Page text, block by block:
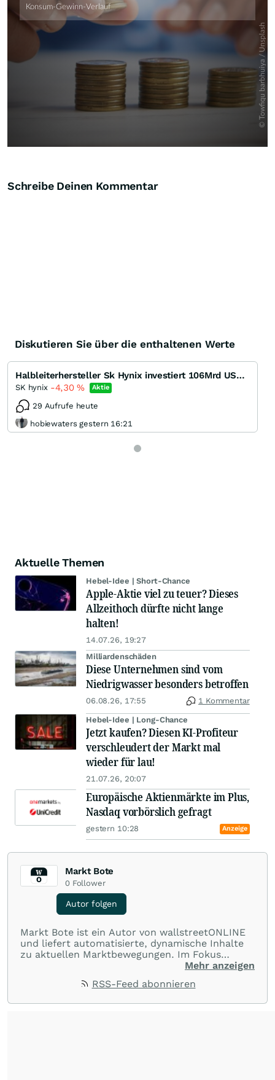
Schreibe Deinen Kommentar
Diskutieren Sie über die enthaltenen Werte
Halbleiterhersteller Sk Hynix investiert 106Mrd USD in Megafabrik
SK hynix -4,30% Aktie
29 Aufrufe heute
hobiewaters gestern 16:21
Aktuelle Themen
Hebel-Idee | Short-Chance
Apple-Aktie viel zu teuer? Dieses
Allzeithoch dürfte nicht lange
halten!
14.07.26, 19:27
Milliardenschäden
Diese Unternehmen sind vom
Niedrigwasser besonders betroffen
06.08.26, 17:55 1 Kommentar
Hebel-Idee | Long-Chance
Jetzt kaufen? Diesen KI-Profiteur
verschleudert der Markt mal
wieder für lau!
21.07.26, 20:07
Europäische Aktienmärkte im Plus,
Nasdaq vorbörslich gefragt
gestern 10:28 Anzeige
Markt Bote
0 Follower
Autor folgen
Markt Bote ist ein Autor von wallstreetONLINE
und liefert automatisierte, dynamische Inhalte
zu aktuellen Marktbewegungen. Im Fokus
stehen Tops und Flops, Branchentrends und
Rohstoffe oder Krypto – die Beiträge sind kurz,
Mehr anzeigen
RSS-Feed abonnieren